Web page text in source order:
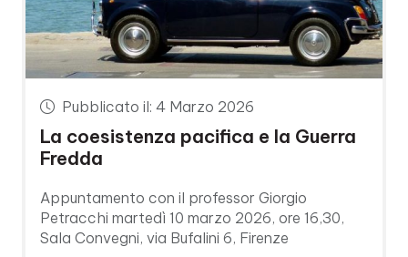
Pubblicato il: 4 Marzo 2026
La coesistenza pacifica e la Guerra
Fredda
Appuntamento con il professor Giorgio
Petracchi martedì 10 marzo 2026, ore 16,30,
Sala Convegni, via Bufalini 6, Firenze